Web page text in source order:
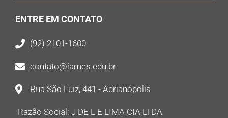
ENTRE EM CONTATO
(92) 2101-1600
contato@iames.edu.br
Rua São Luiz, 441 - Adrianópolis
Razão Social: J DE L E LIMA CIA LTDA